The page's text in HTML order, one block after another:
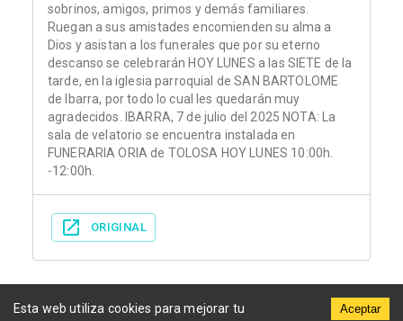
sobrinos, amigos, primos y demás familiares.
Ruegan a sus amistades encomienden su alma a
Dios y asistan a los funerales que por su eterno
descanso se celebrarán HOY LUNES a las SIETE de la
tarde, en la iglesia parroquial de SAN BARTOLOME
de Ibarra, por todo lo cual les quedarán muy
agradecidos. IBARRA, 7 de julio del 2025 NOTA: La
sala de velatorio se encuentra instalada en
FUNERARIA ORIA de TOLOSA HOY LUNES 10:00h.
-12:00h.
ORIGINAL
Esta web utiliza cookies para mejorar tu
Aceptar